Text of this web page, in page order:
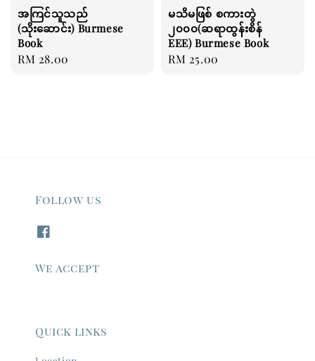
အကြင်သူသည်
(သိုးဆောင်း) Burmese
Book
Regular
RM 28.00
မသိမဖြစ် စကားတွဲ
၂၀၀၀(ဆရာထွန်းစိန်
EEE) Burmese Book
Regular
RM 25.00
Follow us
We accept
Quick links